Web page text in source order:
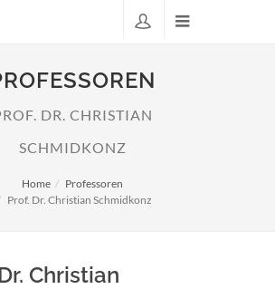
DR. CHRISTIAN
SCHMIDKONZ
Home
Professoren
Prof. Dr. Christian Schmidkonz
Christian